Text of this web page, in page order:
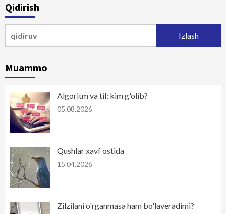
Qidirish
Muammo
Algoritm va til: kim g'olib?
05.08.2026
Qushlar xavf ostida
15.04.2026
Zilzilani o'rganmasa ham bo'laveradimi?